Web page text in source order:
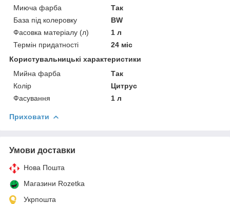
Миюча фарба
Так
База під колеровку
BW
Фасовка матеріалу (л)
1 л
Термін придатності
24 міс
Користувальницькі характеристики
Мийна фарба
Так
Колір
Цитрус
Фасування
1 л
Приховати
Умови доставки
Нова Пошта
Магазини Rozetka
Укрпошта